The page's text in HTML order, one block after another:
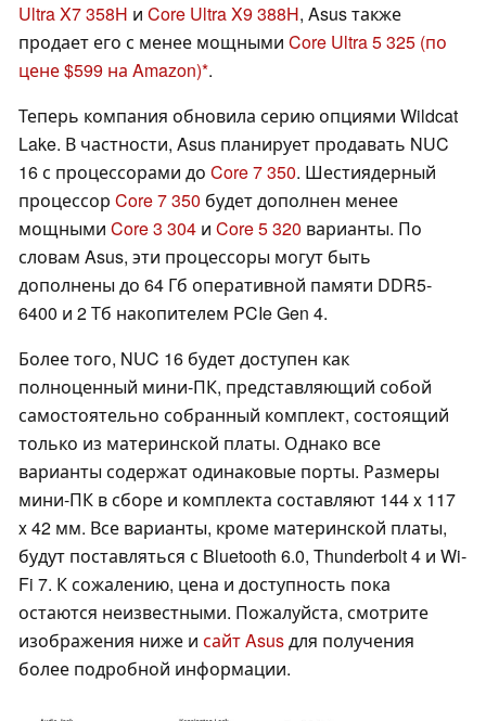
Ultra X7 358H и Core Ultra X9 388H, Asus также
продает его с менее мощными Core Ultra 5 325 (по
цене $599 на Amazon) .
Теперь компания обновила серию опциями Wildcat
Lake. В частности, Asus планирует продавать NUC
16 с процессорами до Core 7 350. Шестиядерный
процессор Core 7 350 будет дополнен менее
мощными Core 3 304 и Core 5 320 варианты. По
словам Asus, эти процессоры могут быть
дополнены до 64 Гб оперативной памяти DDR5-
6400 и 2 Тб накопителем PCIe Gen 4.
Более того, NUC 16 будет доступен как
полноценный мини-ПК, представляющий собой
самостоятельно собранный комплект, состоящий
только из материнской платы. Однако все
варианты содержат одинаковые порты. Размеры
мини-ПК в сборе и комплекта составляют 144 x 117
x 42 мм. Все варианты, кроме материнской платы,
будут поставляться с Bluetooth 6.0, Thunderbolt 4 и Wi-
Fi 7. К сожалению, цена и доступность пока
остаются неизвестными. Пожалуйста, смотрите
изображения ниже и сайт Asusдля получения
более подробной информации.